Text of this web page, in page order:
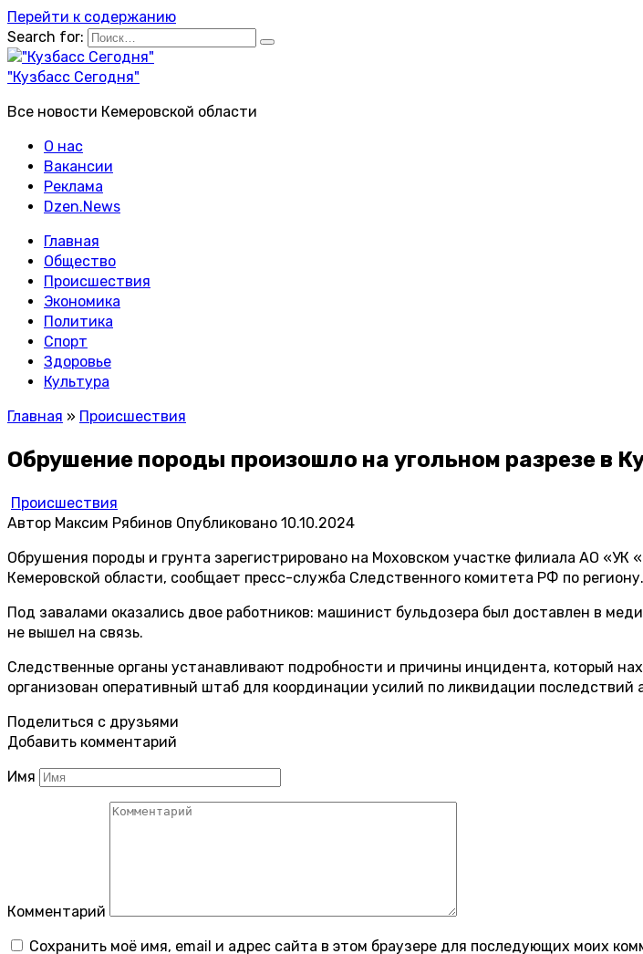
Перейти к содержанию
Search for:
"Кузбасс Сегодня"
Все новости Кемеровской области
О нас
Вакансии
Реклама
Dzen.News
Главная
Общество
Происшествия
Экономика
Политика
Спорт
Здоровье
Культура
Главная » Происшествия
Обрушение породы произошло на угольном разрезе в
Происшествия
Автор Максим Рябинов Опубликовано 10.10.2024
Обрушения породы и грунта зарегистрировано на Моховском участке филиала АО «УК
Кемеровской области, сообщает пресс-служба Следственного комитета РФ по региону.
Под завалами оказались двое работников: машинист бульдозера был доставлен в
не вышел на связь.
Следственные органы устанавливают подробности и причины инцидента, который
организован оперативный штаб для координации усилий по ликвидации последствий
Поделиться с друзьями
Добавить комментарий
Имя
Комментарий
Сохранить моё имя, email и адрес сайта в этом браузере для последующих моих